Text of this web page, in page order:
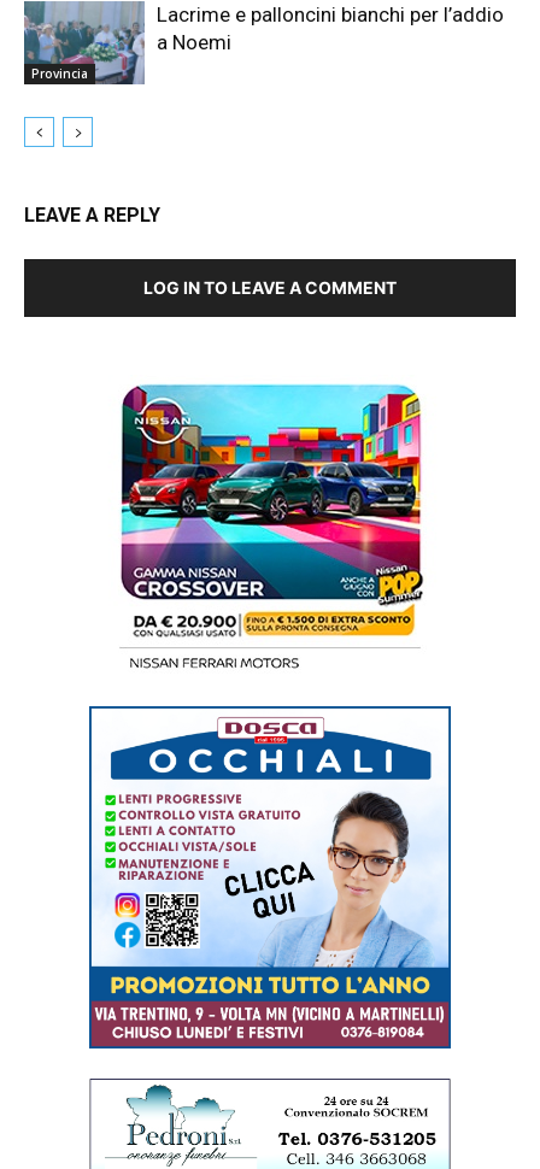
Provincia
Lacrime e palloncini bianchi per l’addio
a Noemi
LEAVE A REPLY
LOG IN TO LEAVE A COMMENT